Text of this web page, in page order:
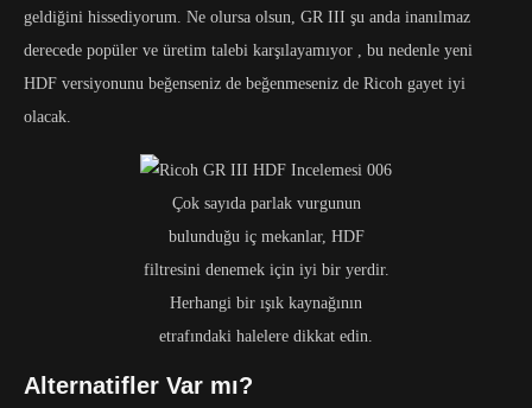
geldiğini hissediyorum. Ne olursa olsun, GR III şu anda inanılmaz
derecede popüler ve üretim talebi karşılayamıyor , bu nedenle yeni
HDF versiyonunu beğenseniz de beğenmeseniz de Ricoh gayet iyi
olacak.
Çok sayıda parlak vurgunun
bulunduğu iç mekanlar, HDF
filtresini denemek için iyi bir yerdir.
Herhangi bir ışık kaynağının
etrafındaki halelere dikkat edin.
Alternatifler Var mı?